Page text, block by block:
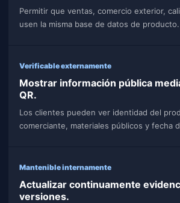
Permitir que ventas, comercio exterior,
usen la misma base de datos de producto.
Verificable externamente
Mostrar información pública
QR.
Los clientes pueden ver identidad del
comerciante, materiales públicos y fecha
Mantenible internamente
Actualizar continuamente
versiones.